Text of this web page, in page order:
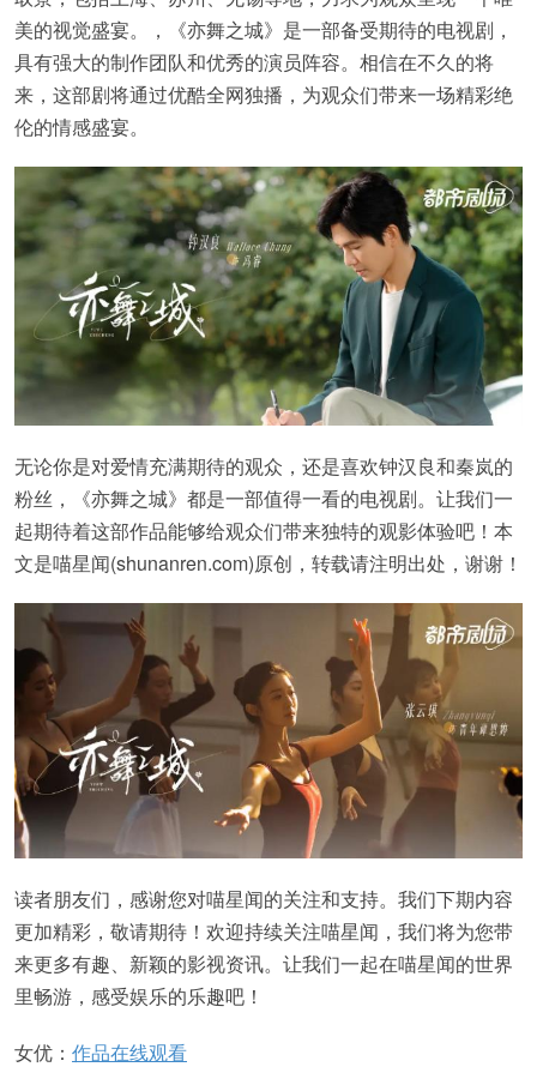
美的视觉盛宴。，《亦舞之城》是一部备受期待的电视剧，
具有强大的制作团队和优秀的演员阵容。相信在不久的将
来，这部剧将通过优酷全网独播，为观众们带来一场精彩绝
伦的情感盛宴。
无论你是对爱情充满期待的观众，还是喜欢钟汉良和秦岚的
粉丝，《亦舞之城》都是一部值得一看的电视剧。让我们一
起期待着这部作品能够给观众们带来独特的观影体验吧！本
文是喵星闻(shunanren.com)原创，转载请注明出处，谢谢！
读者朋友们，感谢您对喵星闻的关注和支持。我们下期内容
更加精彩，敬请期待！欢迎持续关注喵星闻，我们将为您带
来更多有趣、新颖的影视资讯。让我们一起在喵星闻的世界
里畅游，感受娱乐的乐趣吧！
女优： 作品在线观看